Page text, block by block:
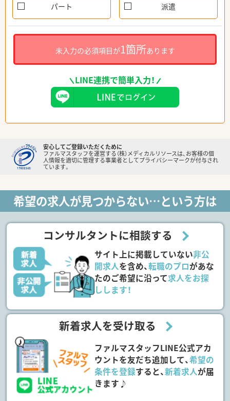
パート 派遣
未入力の必須項目が1箇所あります
LINE連携で簡単入力！
安心してご登録いただくために
ファルマスタッフを運営する（株）メディカルリソースは、お客様の個
人情報を適切に管理する事業者としてプライバシーマークが付与され
ています。
希望の求人が見つからない…という方は
コンサルタントに相談する
サイト上に掲載していない非公
開求人を含め、転職のプロがあな
たのご希望に沿って求人をお探
しします！
新着求人を受け取る
ファルマスタッフLINE公式アカ
ウントを友だち追加して、希望の
条件を登録すると、新着求人が届
きます♪